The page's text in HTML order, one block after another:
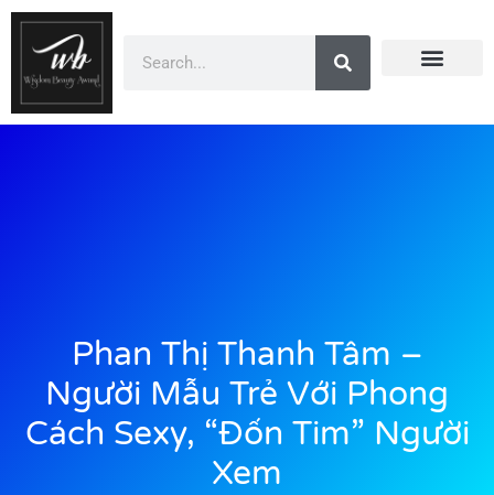
Phan Thị Thanh Tâm –
Người Mẫu Trẻ Với Phong
Cách Sexy, “đốn Tim” Người
Xem